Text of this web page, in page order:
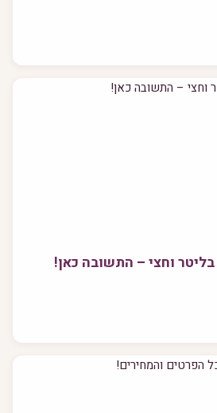
וחצי – התשובה כאן!